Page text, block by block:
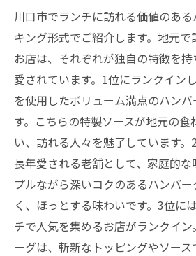
ーグの秘密
ジューシーさの秘密は肉
ハンバーグに使用される
川口市のランチ市場にお
人気
地元生産者との連携によ
ハンバーグをもっと楽し
グ
ランチでのハンバーグの
特製ソースが決め手！川口市
チ事情
川口市でランチに訪れる価値のあ
キング形式でご紹介します。地元
お店は、それぞれが独自の特徴を
愛されています。1位にランクイン
を使用したボリューム満点のハン
す。こちらの特製ソースが地元の食
い、訪れる人々を魅了しています
長年愛される老舗として、家庭的
プルながら深いコクのあるハンバ
く、ほっとする味わいです。3位に
チで人気を集めるお店がランクイ
ーグは、斬新なトッピングやソー